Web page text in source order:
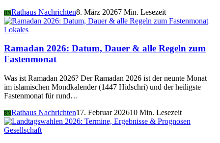
RNRathaus Nachrichten8. März 20267 Min. Lesezeit
Lokales
Ramadan 2026: Datum, Dauer & alle Regeln zum
Fastenmonat
Was ist Ramadan 2026? Der Ramadan 2026 ist der neunte Monat
im islamischen Mondkalender (1447 Hidschri) und der heiligste
Fastenmonat für rund…
RNRathaus Nachrichten17. Februar 202610 Min. Lesezeit
Gesellschaft